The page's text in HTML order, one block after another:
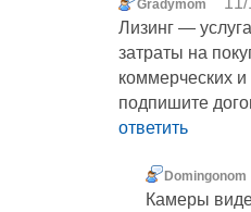
Gradymom
Лизинг —
затраты на
коммерческих
подпишите
ответить
Domingonom
Камеры